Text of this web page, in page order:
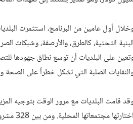
أول عامين من البرنامج، استثمرت
التحتية، كالطرق، والأرصفة، وشبكات
على البلديات أن توسع نطاق جهودها
الصلبة التي تشكل خطراً على الصحة
قامت البلديات مع مرور الوقت بتوجيه
اختارتها